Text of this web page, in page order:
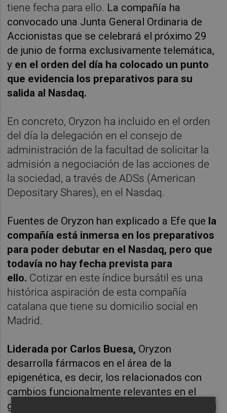
tiene fecha para ello. La compañía ha
convocado una Junta General Ordinaria de
Accionistas que se celebrará el próximo 29
de junio de forma exclusivamente telemática,
y en el orden del día ha colocado un punto
que evidencia los preparativos para su
salida al Nasdaq.
En concreto, Oryzon ha incluido en el orden
del día la delegación en el consejo de
administración de la facultad de solicitar la
admisión a negociación de las acciones de
la sociedad, a través de ADSs (American
Depositary Shares), en el Nasdaq.
Fuentes de Oryzon han explicado a Efe que la
compañía está inmersa en los preparativos
para poder debutar en el Nasdaq, pero que
todavía no hay fecha prevista para
ello. Cotizar en este índice bursátil es una
histórica aspiración de esta compañía
catalana que tiene su domicilio social en
Madrid.
Liderada por Carlos Buesa, Oryzon
desarrolla fármacos en el área de la
epigenética, es decir, los relacionados con
cambios funcionalmente relevantes en el
genoma que no implican modificaciones en la